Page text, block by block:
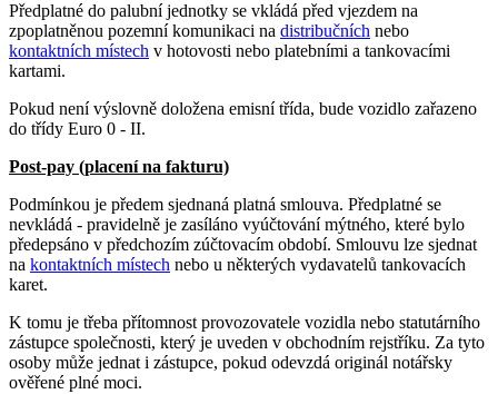
Předplatné do palubní jednotky se vkládá před vjezdem na
zpoplatněnou pozemní komunikaci na distribučních nebo
kontaktních místech v hotovosti nebo platebními a tankovacími
kartami.
Pokud není výslovně doložena emisní třída, bude vozidlo zařazeno
do třídy Euro 0 - II.
Post-pay (placení na fakturu)
Podmínkou je předem sjednaná platná smlouva. Předplatné se
nevkládá - pravidelně je zasíláno vyúčtování mýtného, které bylo
předepsáno v předchozím zúčtovacím období. Smlouvu lze sjednat
na kontaktních místech nebo u některých vydavatelů tankovacích
karet.
K tomu je třeba přítomnost provozovatele vozidla nebo statutárního
zástupce společnosti, který je uveden v obchodním rejstříku. Za tyto
osoby může jednat i zástupce, pokud odevzdá originál notářsky
ověřené plné moci.